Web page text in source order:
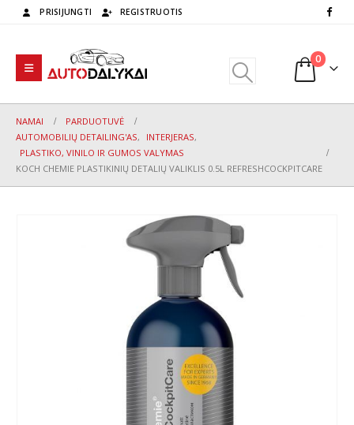
PRISIJUNGTI REGISTRUOTIS
0
NAMAI
PARDUOTUVĖ
AUTOMOBILIŲ DETAILING'AS, INTERJERAS,
PLASTIKO, VINILO IR GUMOS VALYMAS
KOCH CHEMIE PLASTIKINIŲ DETALIŲ VALIKLIS 0.5L REFRESHCOCKPITCARE